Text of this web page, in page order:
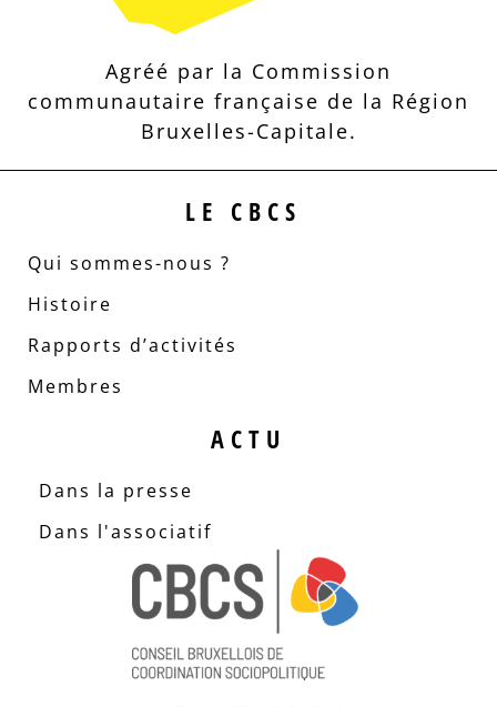
Agréé par la Commission
communautaire française de la Région
Bruxelles-Capitale.
LE CBCS
Qui sommes-nous ?
Histoire
Rapports d’activités
Membres
ACTU
Dans la presse
Dans l'associatif